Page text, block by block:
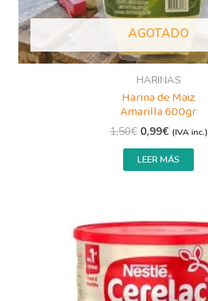
AGOTADO
HARINAS
Harina de Maiz
Amarilla 600gr
1,50€ 0,99€ (IVA inc.)
LEER MÁS